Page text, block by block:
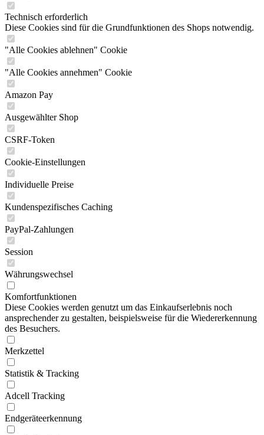
Technisch erforderlich
Diese Cookies sind für die Grundfunktionen des Shops notwendig.
"Alle Cookies ablehnen" Cookie
"Alle Cookies annehmen" Cookie
Amazon Pay
Ausgewählter Shop
CSRF-Token
Cookie-Einstellungen
Individuelle Preise
Kundenspezifisches Caching
PayPal-Zahlungen
Session
Währungswechsel
Komfortfunktionen
Diese Cookies werden genutzt um das Einkaufserlebnis noch
ansprechender zu gestalten, beispielsweise für die Wiedererkennung
des Besuchers.
Merkzettel
Statistik & Tracking
Adcell Tracking
Endgeräteerkennung